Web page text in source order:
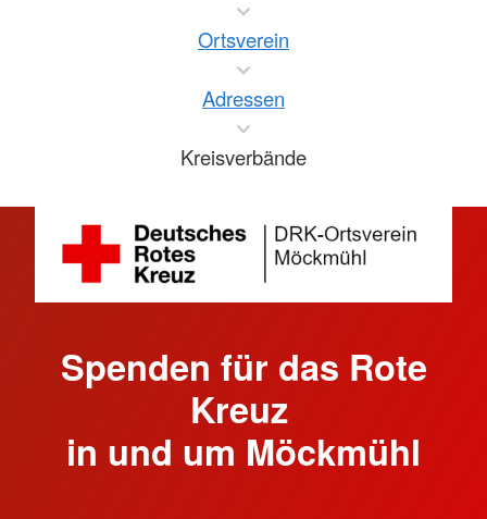
Ortsverein
Adressen
Kreisverbände
Spenden für das Rote
Kreuz
in und um Möckmühl